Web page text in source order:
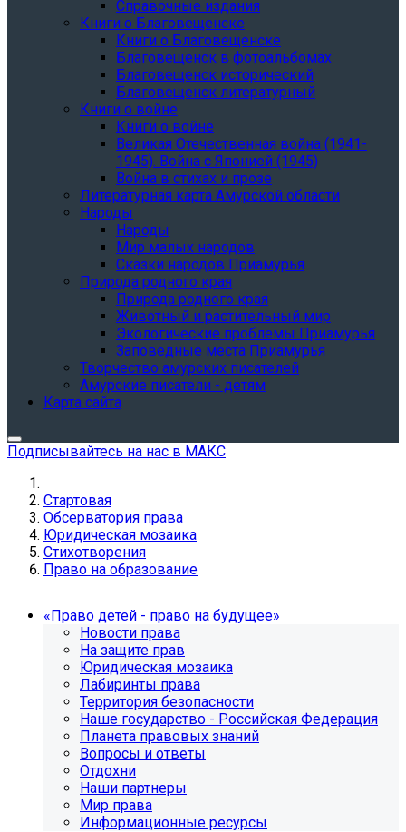
Справочные издания
Книги о Благовещенске
Книги о Благовещенске
Благовещенск в фотоальбомах
Благовещенск исторический
Благовещенск литературный
Книги о войне
Книги о войне
Великая Отечественная война (1941-
1945). Война с Японией (1945)
Война в стихах и прозе
Литературная карта Амурской области
Народы
Народы
Мир малых народов
Сказки народов Приамурья
Природа родного края
Природа родного края
Животный и растительный мир
Экологические проблемы Приамурья
Заповедные места Приамурья
Творчество амурских писателей
Амурские писатели - детям
Карта сайта
Подписывайтесь на нас в МАКС
Стартовая
Обсерватория права
Юридическая мозаика
Стихотворения
Право на образование
«Право детей - право на будущее»
Новости права
На защите прав
Юридическая мозаика
Лабиринты права
Территория безопасности
Наше государство - Российская Федерация
Планета правовых знаний
Вопросы и ответы
Отдохни
Наши партнеры
Мир права
Информационные ресурсы